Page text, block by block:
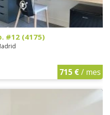
#12 (4175)
715 €/ mes